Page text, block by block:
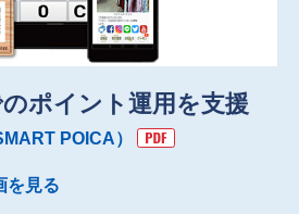
ポイント運用を支援
POICA）
を見る